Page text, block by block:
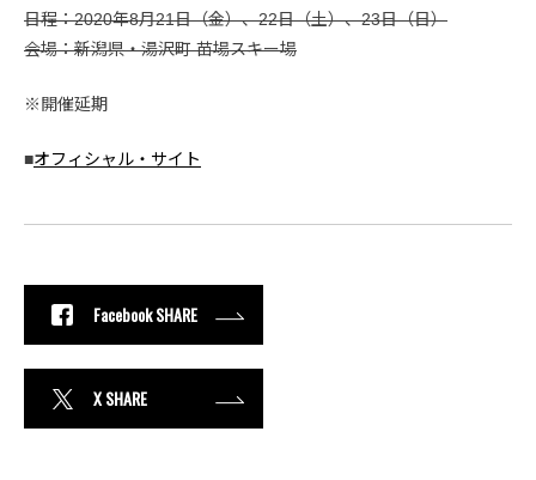
日程：2020年8月21日（金）、22日（土）、23日（日）
会場：新潟県・湯沢町 苗場スキー場
※開催延期
■オフィシャル・サイト
Facebook SHARE
X SHARE